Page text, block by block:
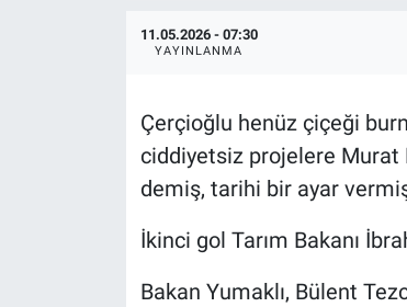
11.05.2026 - 07:30
YAYINLANMA
Çerçioğlu henüz çiçeği
ciddiyetsiz projelere Murat
demiş, tarihi bir ayar
İkinci gol Tarım Bakanı
Bakan Yumaklı, Bülent